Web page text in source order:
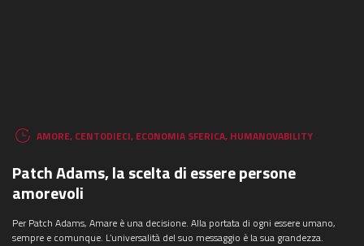
AMORE, CENTODIECI, ECONOMIA SFERICA, HUMANOVABILITY
Patch Adams, la scelta di essere persone
amorevoli
Per Patch Adams, Amare è una decisione. Alla portata di ogni essere umano,
sempre e comunque. L’universalità del suo messaggio è la sua grandezza.